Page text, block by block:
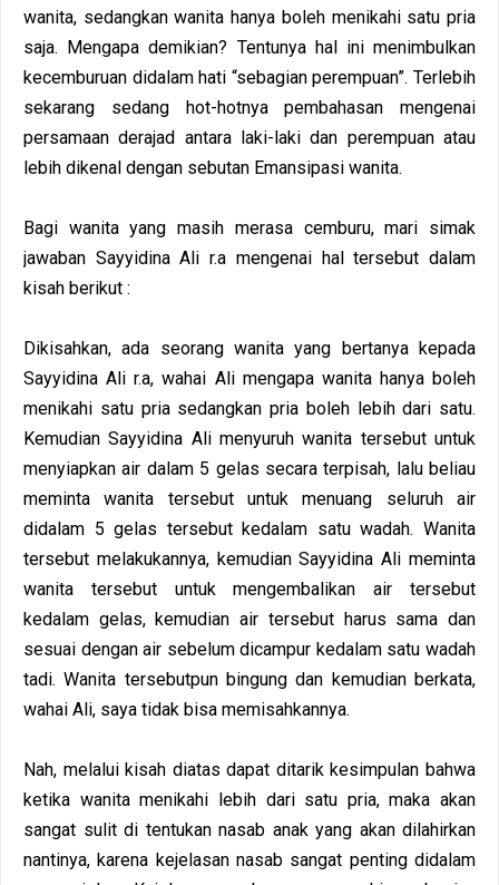
wanita, sedangkan wanita hanya boleh menikahi satu pria
saja. Mengapa demikian? Tentunya hal ini menimbulkan
kecemburuan didalam hati “sebagian perempuan”. Terlebih
sekarang sedang hot-hotnya pembahasan mengenai
persamaan derajad antara laki-laki dan perempuan atau
lebih dikenal dengan sebutan Emansipasi wanita.
Bagi wanita yang masih merasa cemburu, mari simak
jawaban Sayyidina Ali r.a mengenai hal tersebut dalam
kisah berikut :
Dikisahkan, ada seorang wanita yang bertanya kepada
Sayyidina Ali r.a, wahai Ali mengapa wanita hanya boleh
menikahi satu pria sedangkan pria boleh lebih dari satu.
Kemudian Sayyidina Ali menyuruh wanita tersebut untuk
menyiapkan air dalam 5 gelas secara terpisah, lalu beliau
meminta wanita tersebut untuk menuang seluruh air
didalam 5 gelas tersebut kedalam satu wadah. Wanita
tersebut melakukannya, kemudian Sayyidina Ali meminta
wanita tersebut untuk mengembalikan air tersebut
kedalam gelas, kemudian air tersebut harus sama dan
sesuai dengan air sebelum dicampur kedalam satu wadah
tadi. Wanita tersebutpun bingung dan kemudian berkata,
wahai Ali, saya tidak bisa memisahkannya.
Nah, melalui kisah diatas dapat ditarik kesimpulan bahwa
ketika wanita menikahi lebih dari satu pria, maka akan
sangat sulit di tentukan nasab anak yang akan dilahirkan
nantinya, karena kejelasan nasab sangat penting didalam